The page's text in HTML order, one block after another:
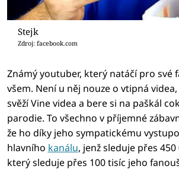
Stejk
Zdroj: facebook.com
Známý youtuber, který natáčí pro své
všem. Není u něj nouze o vtipná
svěží Vine videa a bere si na paškál
parodie. To všechno v příjemné
že ho díky jeho sympatickému
hlavního kanálu, jenž sleduje přes
který sleduje přes 100 tisíc jeho